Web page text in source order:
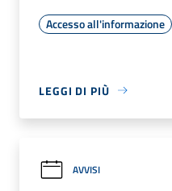
Accesso all'informazione
LEGGI DI PIÙ
AVVISI